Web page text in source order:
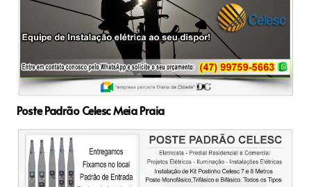
Poste Padrão Celesc Meia Praia